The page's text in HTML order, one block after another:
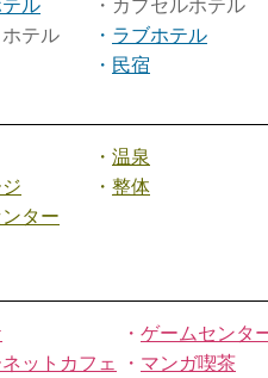
ル
・カプセルホテル
ホテル
・ ラブホテル
・ 民宿
・ 温泉
・ 整体
ター
・ ゲームセンタ
ットカフェ ・ マンガ喫茶